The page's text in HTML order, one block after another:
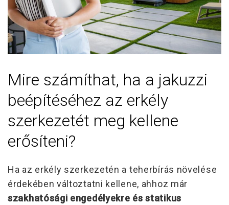
Mire számíthat, ha a jakuzzi
beépítéséhez az erkély
szerkezetét meg kellene
erősíteni?
Ha az erkély szerkezetén a teherbírás növelése
érdekében változtatni kellene, ahhoz már
szakhatósági engedélyekre és statikus